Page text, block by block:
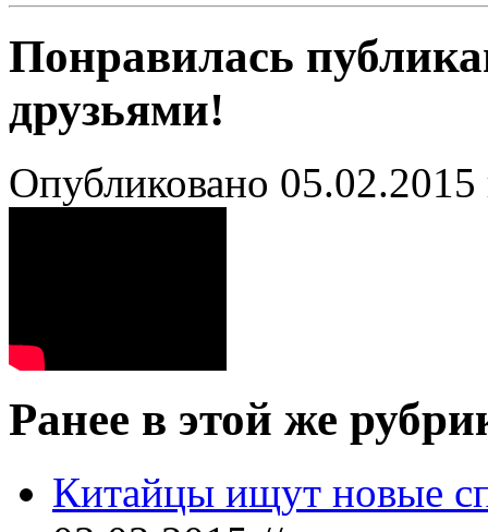
Понравилась
друзьями!
Опубликовано
Ранее в этой же
Китайцы ищут новые